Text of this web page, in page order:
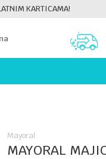
KARTICAMA!
Mayoral
MAYORAL